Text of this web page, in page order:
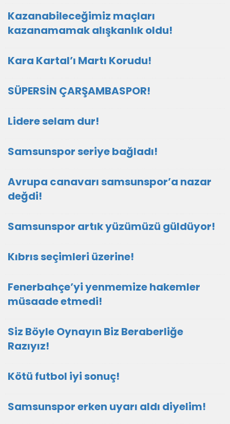
Kazanabileceğimiz maçları
kazanamamak alışkanlık oldu!
Kara Kartal’ı Martı Korudu!
SÜPERSİN ÇARŞAMBASPOR!
Lidere selam dur!
Samsunspor seriye bağladı!
Avrupa canavarı samsunspor’a nazar
değdi!
Samsunspor artık yüzümüzü güldüyor!
Kıbrıs seçimleri üzerine!
Fenerbahçe’yi yenmemize hakemler
müsaade etmedi!
Siz Böyle Oynayın Biz Beraberliğe
Razıyız!
Kötü futbol iyi sonuç!
Samsunspor erken uyarı aldı diyelim!